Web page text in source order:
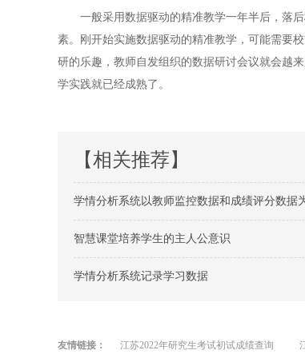
一般采用数据驱动的精准教学一年半后，落
素。刚开始实施数据驱动的精准教学，可能需要
研的乐趣，教师自发组织的数据研讨会议就会越
学实践就已经成熟了。
【相关推荐】
学情分析系统以教师监控数据和成绩评分数据
智慧课堂培养学生的主人公意识
学情分析系统记录学习数据
友情链接： 江苏2022年研究生考试初试成绩查询